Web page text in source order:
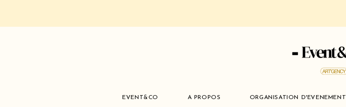
EVENT&CO A PROPOS ORGANISATION D'EVENEMENT